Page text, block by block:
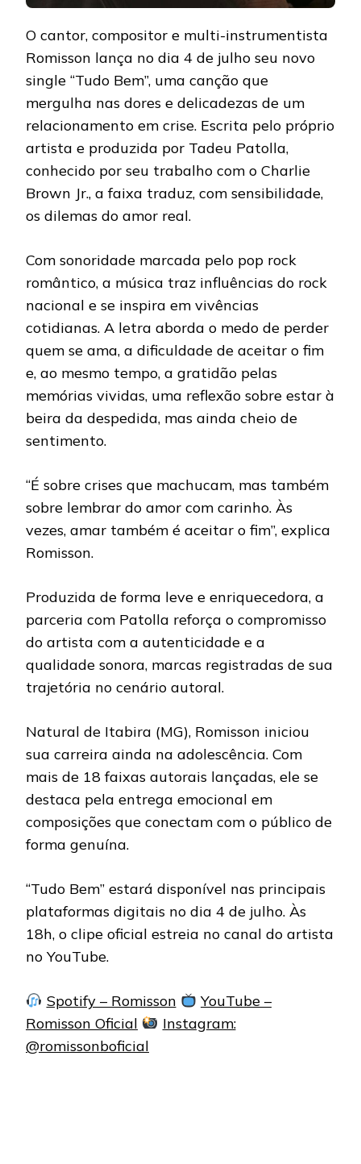
O cantor, compositor e multi-instrumentista
Romisson lança no dia 4 de julho seu novo
single “Tudo Bem”, uma canção que
mergulha nas dores e delicadezas de um
relacionamento em crise. Escrita pelo próprio
artista e produzida por Tadeu Patolla,
conhecido por seu trabalho com o Charlie
Brown Jr., a faixa traduz, com sensibilidade,
os dilemas do amor real.
Com sonoridade marcada pelo pop rock
romântico, a música traz influências do rock
nacional e se inspira em vivências
cotidianas. A letra aborda o medo de perder
quem se ama, a dificuldade de aceitar o fim
e, ao mesmo tempo, a gratidão pelas
memórias vividas, uma reflexão sobre estar à
beira da despedida, mas ainda cheio de
sentimento.
“É sobre crises que machucam, mas também
sobre lembrar do amor com carinho. Às
vezes, amar também é aceitar o fim”, explica
Romisson.
Produzida de forma leve e enriquecedora, a
parceria com Patolla reforça o compromisso
do artista com a autenticidade e a
qualidade sonora, marcas registradas de sua
trajetória no cenário autoral.
Natural de Itabira (MG), Romisson iniciou
sua carreira ainda na adolescência. Com
mais de 18 faixas autorais lançadas, ele se
destaca pela entrega emocional em
composições que conectam com o público de
forma genuína.
“Tudo Bem” estará disponível nas principais
plataformas digitais no dia 4 de julho. Às
18h, o clipe oficial estreia no canal do artista
no YouTube.
Spotify – Romisson
YouTube –
Romisson Oficial
Instagram:
@romissonboficial